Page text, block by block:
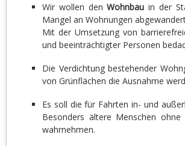
Wir wollen denWohnbau in der
Mangel an Wohnungen
Mit der Umsetzung von
und beeinträchtigter Personen
Die Verdichtung bestehender
von Grünflächen die Ausnahme
Es soll die für Fahrten in- und
Besonders ältere Menschen
wahrnehmen.